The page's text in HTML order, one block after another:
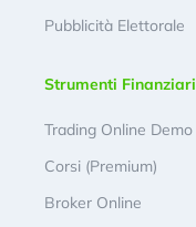
Pubblicità Elettorale
Strumenti Finanziari
Trading Online Demo
Corsi (Premium)
Broker Online